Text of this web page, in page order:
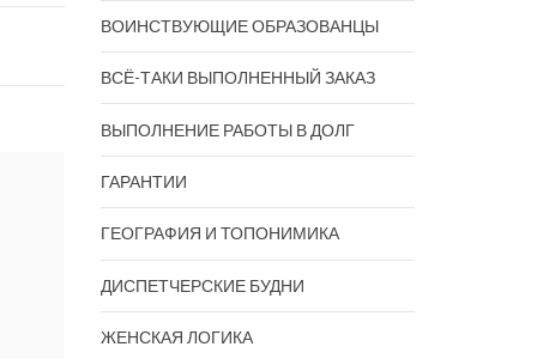
ВОИНСТВУЮЩИЕ ОБРАЗОВАНЦЫ
ВСЁ-ТАКИ ВЫПОЛНЕННЫЙ ЗАКАЗ
ВЫПОЛНЕНИЕ РАБОТЫ В ДОЛГ
ГАРАНТИИ
ГЕОГРАФИЯ И ТОПОНИМИКА
ДИСПЕТЧЕРСКИЕ БУДНИ
ЖЕНСКАЯ ЛОГИКА